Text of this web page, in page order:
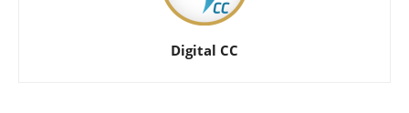
Digital CC